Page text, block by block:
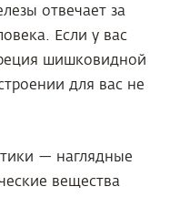
отвечает за
Если у вас
шишковидной
для вас не
— наглядные
вещества